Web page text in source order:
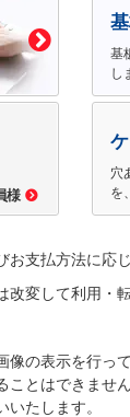
様
基
し
穴
を
支払方法に応
変して利用・
の表示を行って
とはできません
たします。